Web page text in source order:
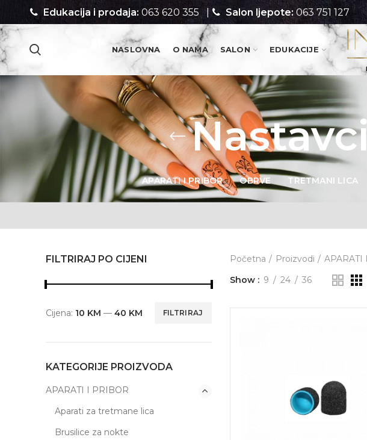
Edukacija i prodaja: 063 620 355 | Salon ljepote: 063 751 127
NASLOVNA O NAMA SALON EDUKACIJE
APARATI I PRIBOR OBRVE TRETMANI LICA
Početna Proizvodi APARATI
Show
9 24 36
FILTRIRAJ PO CIJENI
FILTRIRAJ
Cijena: 10 KM — 40 KM
KATEGORIJE PROIZVODA
APARATI I PRIBOR
Aparati za tretmane lica
Brusilice za nokte